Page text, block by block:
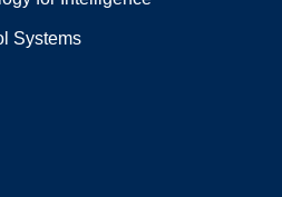
Systems